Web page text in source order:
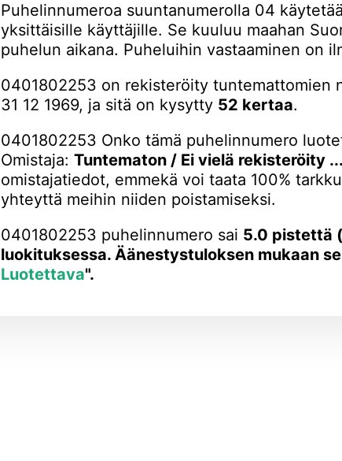
Puhelinnumeroa suuntanumerolla 04
yksittäisille käyttäjille. Se kuuluu maahan
puhelun aikana. Puheluihin vastaaminen on
0401802253 on rekisteröity tuntemattomien
31 12 1969, ja sitä on kysytty 52 kertaa.
0401802253 Onko tämä puhelinnumero
Omistaja:Tuntematon / Ei vielä rekisteröity ...
omistajatiedot, emmekä voi taata 100%
yhteyttä meihin niiden poistamiseksi.
0401802253 puhelinnumero sai 5.0 pistettä
luokituksessa. Äänestystuloksen mukaan
Luotettava".